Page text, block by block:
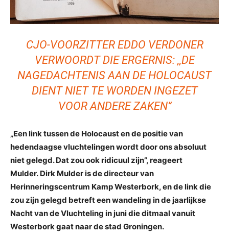
CJO-VOORZITTER EDDO VERDONER
VERWOORDT DIE ERGERNIS: ,,DE
NAGEDACHTENIS AAN DE HOLOCAUST
DIENT NIET TE WORDEN INGEZET
VOOR ANDERE ZAKEN’’
„Een link tussen de Holocaust en de positie van
hedendaagse vluchtelingen wordt door ons absoluut
niet gelegd. Dat zou ook ridicuul zijn”, reageert
Mulder. Dirk Mulder is de directeur van
Herinneringscentrum Kamp Westerbork, en de link die
zou zijn gelegd betreft een wandeling in de jaarlijkse
Nacht van de Vluchteling in juni die ditmaal vanuit
Westerbork gaat naar de stad Groningen.